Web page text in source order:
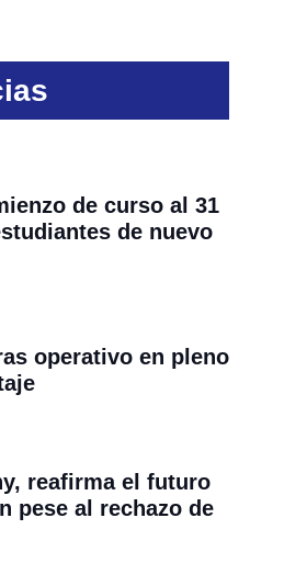
de curso al 31
de nuevo
operativo en pleno
reafirma el futuro
pese al rechazo de